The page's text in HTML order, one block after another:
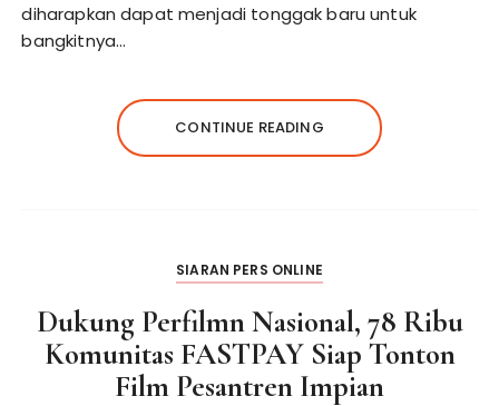
diharapkan dapat menjadi tonggak baru untuk
bangkitnya…
CONTINUE READING
SIARAN PERS ONLINE
Dukung Perfilmn Nasional, 78 Ribu
Komunitas FASTPAY Siap Tonton
Film Pesantren Impian